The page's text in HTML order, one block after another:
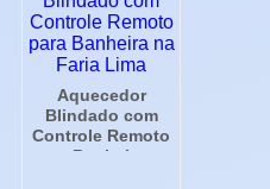
Aquecedor
Blindado com
Controle Remoto
para Banheira na